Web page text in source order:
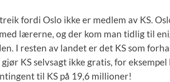
fordi Oslo ikke er medlem av KS.
lærerne, og der kom man tidlig til
I resten av landet er det KS som
KS selvsagt ikke gratis, for
til KS på 19,6 millioner!